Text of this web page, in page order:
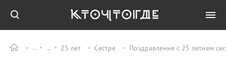
25 лет Сестре Поздравление с 25 летием
ПРАЗДНИКИ Все